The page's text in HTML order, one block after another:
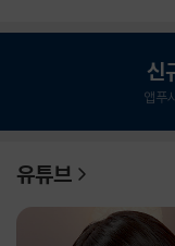
신
앱푸
유튜브